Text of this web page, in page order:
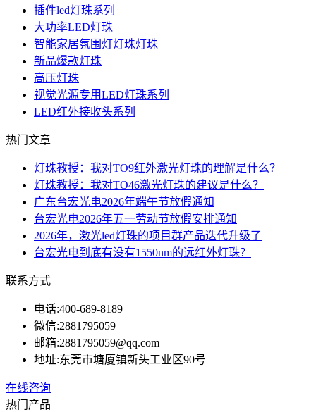
插件led灯珠系列
大功率LED灯珠
智能家居氛围灯灯珠灯珠
新品爆款灯珠
高压灯珠
视觉光源专用LED灯珠系列
LED红外接收头系列
热门文章
灯珠教授：我对TO9红外激光灯珠的理解是什么？
灯珠教授：我对TO46激光灯珠的建议是什么？
广东台宏光电2026年端午节放假通知
台宏光电2026年五一劳动节放假安排通知
2026年，激光led灯珠的项目群产品迭代升级了
台宏光电到底有没有1550nm的远红外灯珠？
联系方式
电话:400-689-8189
微信:2881795059
邮箱:2881795059@qq.com
地址:东莞市塘厦镇新头工业区90号
在线咨询
热门产品